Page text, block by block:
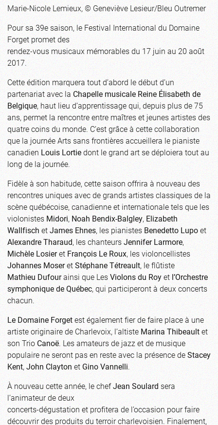
Marie-Nicole Lemieux, © Geneviève Lesieur/Bleu Outremer
Pour sa 39e saison, le Festival International du Domaine
Forget promet des
rendez-vous musicaux mémorables du 17 juin au 20 août
2017.
Cette édition marquera tout d’abord le début d’un
partenariat avec laChapelle musicale Reine Élisabeth de
Belgique, haut lieu d’apprentissage qui, depuis plus de 75
ans, permet la rencontre entre maîtres et jeunes artistes des
quatre coins du monde. C’est grâce à cette collaboration
que la journée Arts sans frontières accueillera le pianiste
canadienLouis Lortiedont le grand art se déploiera tout au
long de la journée.
Fidèle à son habitude, cette saison offrira à nouveau des
rencontres uniques avec de grands artistes classiques de la
scène québécoise, canadienne et internationale tels que les
violonistesMidori,Noah Bendix-Balgley,Elizabeth
WallfischetJames Ehnes, les pianistesBenedetto Lupoet
Alexandre Tharaud, les chanteursJennifer Larmore,
Michèle LosieretFrançois Le Roux, les violoncellistes
Johannes MoseretStéphane Tétreault, le flûtiste
Mathieu Dufourainsi que LesViolons du Royetl’Orchestre
symphonique de Québec, qui participeront à deux concerts
chacun.
Le Domaine Forgetest également fier de faire place à une
artiste originaire de Charlevoix, l’altisteMarina Thibeaultet
son TrioCanoë. Les amateurs de jazz et de musique
populaire ne seront pas en reste avec la présence deStacey
Kent,John ClaytonetGino Vannelli.
À nouveau cette année, le chefJean Soulardsera
l’animateur de deux
concerts-dégustation et profitera de l’occasion pour faire
découvrir des produits du terroir charlevoisien. Finalement,